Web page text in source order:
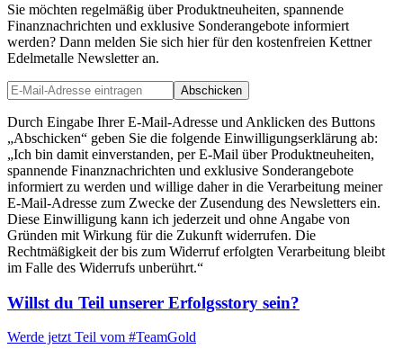
Sie möchten regelmäßig über Produktneuheiten, spannende
Finanznachrichten und exklusive Sonderangebote informiert
werden? Dann melden Sie sich hier für den kostenfreien Kettner
Edelmetalle Newsletter an.
Abschicken
Durch Eingabe Ihrer E-Mail-Adresse und Anklicken des Buttons
„Abschicken“ geben Sie die folgende Einwilligungserklärung ab:
„Ich bin damit einverstanden, per E-Mail über Produktneuheiten,
spannende Finanznachrichten und exklusive Sonderangebote
informiert zu werden und willige daher in die Verarbeitung meiner
E-Mail-Adresse zum Zwecke der Zusendung des Newsletters ein.
Diese Einwilligung kann ich jederzeit und ohne Angabe von
Gründen mit Wirkung für die Zukunft widerrufen. Die
Rechtmäßigkeit der bis zum Widerruf erfolgten Verarbeitung bleibt
im Falle des Widerrufs unberührt.“
Willst du Teil unserer Erfolgsstory sein?
Werde jetzt Teil vom #TeamGold